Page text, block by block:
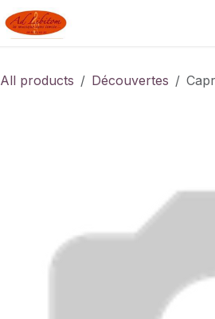
All products Découvertes